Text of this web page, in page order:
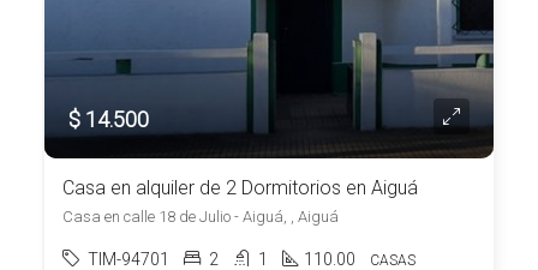
$ 14.500
Casa en alquiler de 2 Dormitorios en Aiguá
Casa en calle 18 de Julio - Aiguá, , Aiguá
TIM-94701 2 1 110.00 CASAS